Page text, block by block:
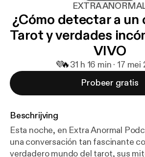
EXTRA
¿Cómo detectar a un
Tarot y verdades
VIVO
💜🔥31 h 16 min · 17
Probeer gratis
Beschrijving
Esta noche, en Extra Anormal
una conversación tan fascinante
verdadero mundo del tarot, sus